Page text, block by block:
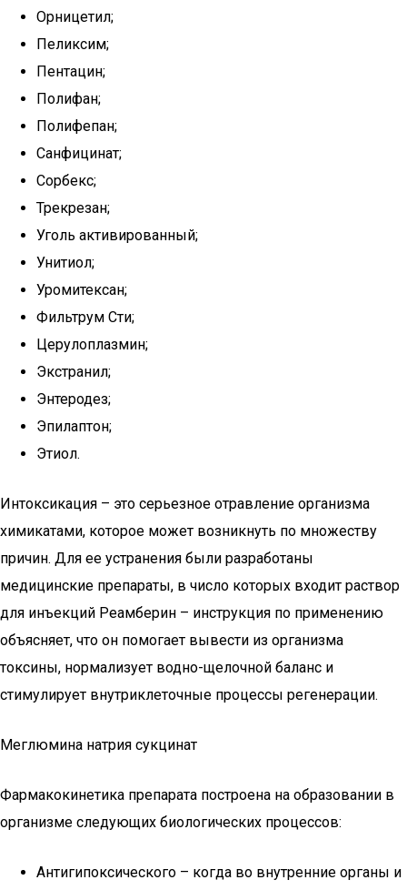
Орницетил;
Пеликсим;
Пентацин;
Полифан;
Полифепан;
Санфицинат;
Сорбекс;
Трекрезан;
Уголь активированный;
Унитиол;
Уромитексан;
Фильтрум Сти;
Церулоплазмин;
Экстранил;
Энтеродез;
Эпилаптон;
Этиол.
Интоксикация – это серьезное отравление организма
химикатами, которое может возникнуть по множеству
причин. Для ее устранения были разработаны
медицинские препараты, в число которых входит раствор
для инъекций Реамберин – инструкция по применению
объясняет, что он помогает вывести из организма
токсины, нормализует водно-щелочной баланс и
стимулирует внутриклеточные процессы регенерации.
Меглюмина натрия сукцинат
Фармакокинетика препарата построена на образовании в
организме следующих биологических процессов:
Антигипоксического – когда во внутренние органы и